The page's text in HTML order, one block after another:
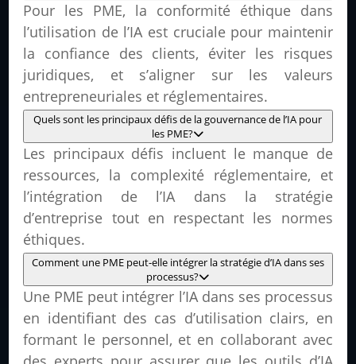
Pour les PME, la conformité éthique dans
l’utilisation de l’IA est cruciale pour maintenir
la confiance des clients, éviter les risques
juridiques, et s’aligner sur les valeurs
entrepreneuriales et réglementaires.
Quels sont les principaux défis de la gouvernance de l’IA pour
les PME?
Les principaux défis incluent le manque de
ressources, la complexité réglementaire, et
l’intégration de l’IA dans la stratégie
d’entreprise tout en respectant les normes
éthiques.
Comment une PME peut-elle intégrer la stratégie d’IA dans ses
processus?
Une PME peut intégrer l’IA dans ses processus
en identifiant des cas d’utilisation clairs, en
formant le personnel, et en collaborant avec